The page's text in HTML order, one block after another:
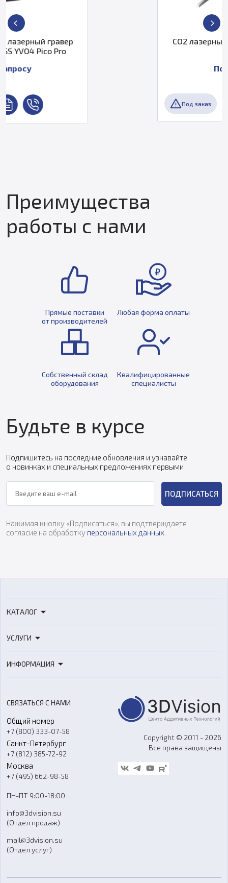
CO2 лазерный гравер G-Weike LG
Преимущества
работы с нами
Прямые поставки
от производителей
Любая форма оплаты
Собственный склад
оборудования
Квалифицированные
специалисты
Будьте в курсе
Подпишитесь на последние обновления и узнавайте
о новинках и специальных предложениях первыми
ПОДПИСАТЬСЯ
Нажимая кнопку «Подписаться», вы подтверждаете
согласие на обработку персональных данных.
КАТАЛОГ
3D-сканеры
Расходные материалы
Оборудование и материалы для вакуумного литья
Аксессуары и прочее оборудование
Программное обеспечение
УСЛУГИ
3D-моделирование
Ремонт и услуги
ИНФОРМАЦИЯ
О компании
Контакты
Гос. закупки
Стать дилером
Блог
FAQ
СВЯЗАТЬСЯ С НАМИ
Общий номер
+7 (800) 333-07-58
Санкт-Петербург
+7 (812) 385-72-92
Москва
+7 (495) 662-98-58
ПН-ПТ 9:00-18:00
info@3dvision.su
(Отдел продаж)
mail@3dvision.su
(Отдел услуг)
Copyright © 2011 - 2026
Все права защищены